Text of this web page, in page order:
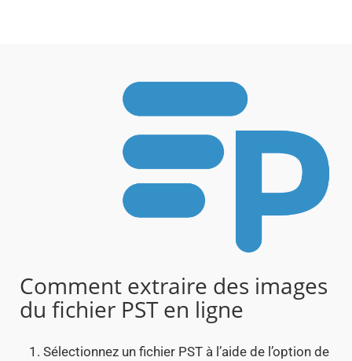
Comment extraire des images
du fichier PST en ligne
Sélectionnez un fichier PST à l’aide de l’option de